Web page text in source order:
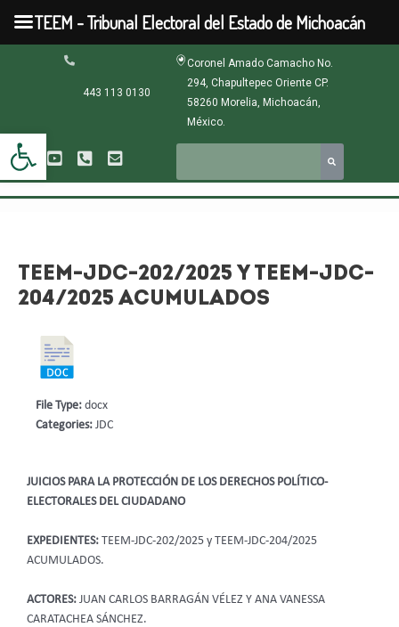
Abrir barra de herramientas
contenido
443 113 0130
Coronel Amado Camacho No.
294, Chapultepec Oriente CP.
58260 Morelia, Michoacán,
México.
TEEM-JDC-202/2025 Y TEEM-JDC-
204/2025 ACUMULADOS
JUICIOS PARA LA PROTECCIÓN DE LOS DERECHOS POLÍTICO-
ELECTORALES DEL CIUDADANO
EXPEDIENTES: TEEM-JDC-202/2025 y TEEM-JDC-204/2025
ACUMULADOS.
ACTORES: JUAN CARLOS BARRAGÁN VÉLEZ Y ANA VANESSA
CARATACHEA SÁNCHEZ.
File Type: docx
Categories: JDC
TEEM - Tribunal Electoral del Estado de Michoacán